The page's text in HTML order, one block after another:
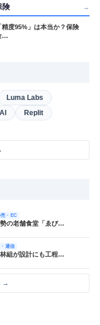
険 →
精度95%」は本当か？保険
…
Luma Labs
Replit
売・EC
の老舗食堂「ゑび…
通信
組が設計にも工程…
→